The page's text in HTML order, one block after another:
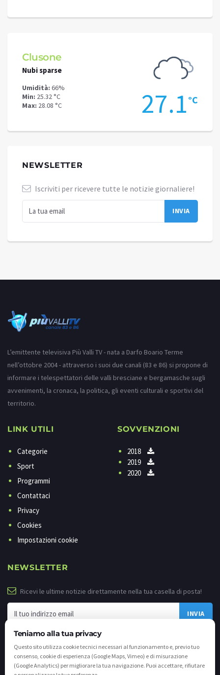
Teniamo alla tua privacy
Questo sito utilizza cookie tecnici necessari al funzionamento e, previo tuo
consenso, cookie di esperienza (Google Maps, Vimeo) e di misurazione
(Google Analytics) per migliorare la tua navigazione. Puoi accettare, rifiutare
Clusone
Nubi sparse
Umidità: 66%
Min: 25.32 °C
Max: 28.08 °C 27.1 °C
NEWSLETTER
Iscriviti per ricevere tutte le notizie giornaliere!
L’emittente televisiva Più Valli TV - nata a Darfo Boario Terme
nell’ottobre 2004 - attraverso i suoi due canali (83 e 86) si propone di
informare i telespettatori delle valli bresciane e bergamasche sugli
avvenimenti, la cronaca, la politica, gli eventi culturali e sportivi del
territorio.
LINK UTILI
Categorie
Sport
Programmi
Contattaci
Privacy
Cookies
Impostazioni cookie
SOVVENZIONI
2018
2019
2020
NEWSLETTER
Ricevi le ultime notizie direttamente nella tua casella di posta!